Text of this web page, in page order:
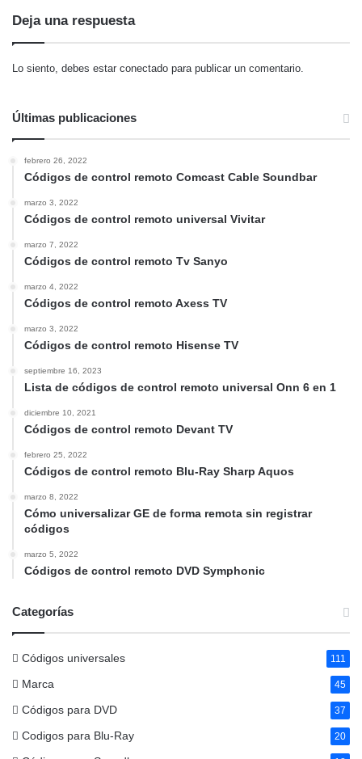
Deja una respuesta
Lo siento, debes estar conectado para publicar un comentario.
Últimas publicaciones
febrero 26, 2022
Códigos de control remoto Comcast Cable Soundbar
marzo 3, 2022
Códigos de control remoto universal Vivitar
marzo 7, 2022
Códigos de control remoto Tv Sanyo
marzo 4, 2022
Códigos de control remoto Axess TV
marzo 3, 2022
Códigos de control remoto Hisense TV
septiembre 16, 2023
Lista de códigos de control remoto universal Onn 6 en 1
diciembre 10, 2021
Códigos de control remoto Devant TV
febrero 25, 2022
Códigos de control remoto Blu-Ray Sharp Aquos
marzo 8, 2022
Cómo universalizar GE de forma remota sin registrar
códigos
marzo 5, 2022
Códigos de control remoto DVD Symphonic
Categorías
Códigos universales 111
Marca 45
Códigos para DVD 37
Codigos para Blu-Ray 20